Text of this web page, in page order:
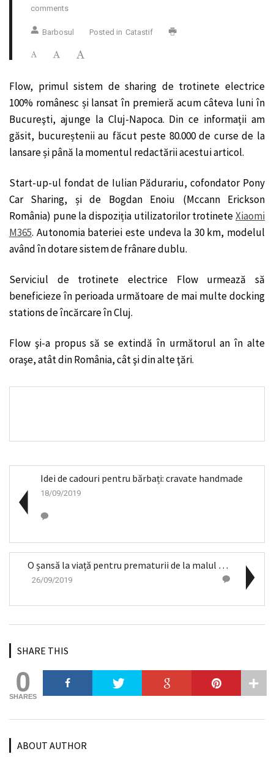
comments
Barbosul Posted in Catastif
Flow, primul sistem de sharing de trotinete electrice
100% românesc și lansat în premieră acum câteva luni în
Bucureşti, ajunge la Cluj-Napoca. Din ce informații am
găsit, bucureștenii au făcut peste 80.000 de curse de la
lansare și până la momentul redactării acestui articol.
Start-up-ul fondat de Iulian Pădurariu, cofondator Pony
Car Sharing, și de Bogdan Enoiu (Mccann Erickson
România) pune la dispoziția utilizatorilor trotineteXiaomi
M365. Autonomia bateriei este undeva la 30 km, modelul
având în dotare sistem de frânare dublu.
Serviciul de trotinete electrice Flow urmează să
beneficieze în perioada următoare de mai multe docking
stations de încărcare în Cluj.
Flow şi-a propus să se extindă în următorul an în alte
oraşe, atât din România, cât şi din alte ţări.
Idei de cadouri pentru bărbați: cravate handmade
18/09/2019
O șansă la viață pentru prematurii de la malul măr...
26/09/2019
SHARE THIS
0
SHARES
ABOUT AUTHOR